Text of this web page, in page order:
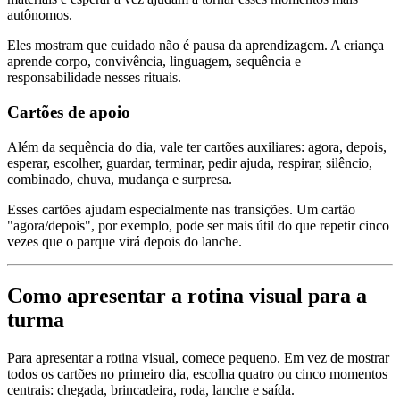
autônomos.
Eles mostram que cuidado não é pausa da aprendizagem. A criança
aprende corpo, convivência, linguagem, sequência e
responsabilidade nesses rituais.
Cartões de apoio
Além da sequência do dia, vale ter cartões auxiliares: agora, depois,
esperar, escolher, guardar, terminar, pedir ajuda, respirar, silêncio,
combinado, chuva, mudança e surpresa.
Esses cartões ajudam especialmente nas transições. Um cartão
"agora/depois", por exemplo, pode ser mais útil do que repetir cinco
vezes que o parque virá depois do lanche.
Como apresentar a rotina visual para a
turma
Para apresentar a rotina visual, comece pequeno. Em vez de mostrar
todos os cartões no primeiro dia, escolha quatro ou cinco momentos
centrais: chegada, brincadeira, roda, lanche e saída.